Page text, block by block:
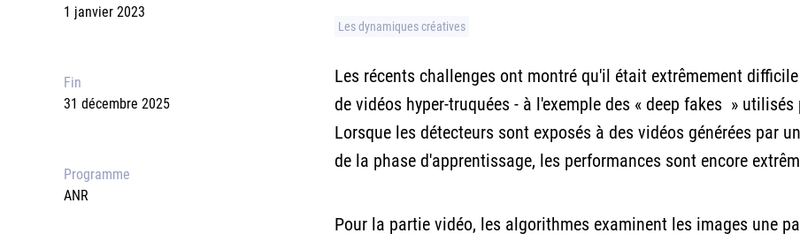
Les dynamiques créatives
1 janvier 2023
Fin
31 décembre 2025
Programme
ANR
Les récents challenges ont montré qu'il était extrêmement
de vidéos hyper-truquées - à l'exemple des « deep fakes »
Lorsque les détecteurs sont exposés à des vidéos générées par
de la phase d'apprentissage, les performances sont encore
Pour la partie vidéo, les algorithmes examinent les images une